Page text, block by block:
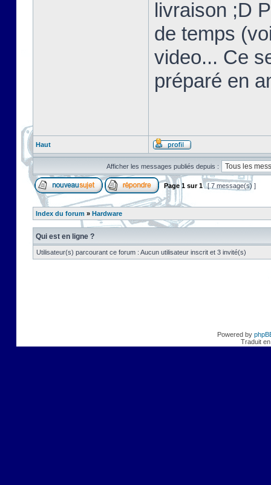
livraison ;D
de temps
video... Ce
préparé en
Haut
Afficher les messages publiés depuis :
Page 1 sur1 [ 7 message(s) ]
Index du forum » Hardware
Qui est en ligne ?
Utilisateur(s) parcourant ce forum : Aucun utilisateur inscrit et 3 invité(s)
Powered by
Traduit